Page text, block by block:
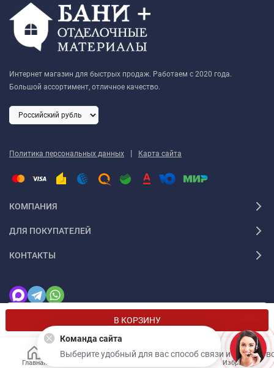
В КОРЗИНУ
Интернет магазин для быстрых продаж. Работаем с 2020 года.
Большой ассортимент, отличное качество.
Политика персональных данных | Карта сайта
КОМПАНИЯ
ДЛЯ ПОКУПАТЕЛЕЙ
КОНТАКТЫ
Главная Избранное
Команда сайта
Выберите удобный для вас способ связи и задайте